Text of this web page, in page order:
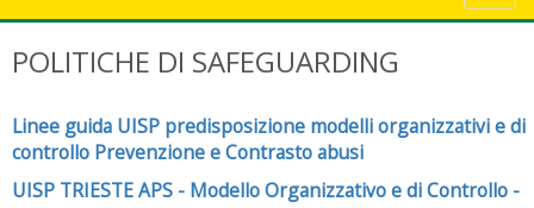
POLITICHE DI SAFEGUARDING
Linee guida UISP predisposizione modelli organizzativi e di
controllo Prevenzione e Contrasto abusi
UISP TRIESTE APS - Modello Organizzativo e di Controllo -